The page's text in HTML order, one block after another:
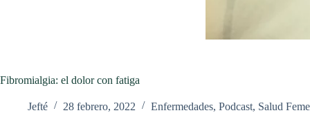
Fibromialgia: el dolor con fatiga
Jefté 28 febrero, 2022 Enfermedades, Podcast, Salud